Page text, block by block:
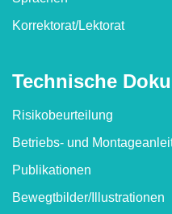
Korrektorat/​Lektorat
Technische
Risikobeurteilung
Betriebs- und
Publikationen
Bewegtbilder/​Illustrationen